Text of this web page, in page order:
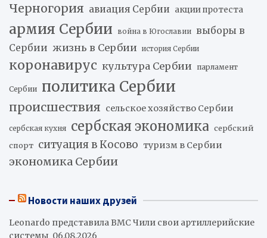
Черногория авиация Сербии акции протеста
армия Сербии война в Югославии
выборы в
Сербии жизнь в Сербии история Сербии
коронавирус культура Сербии парламент
Сербии политика Сербии
происшествия сельское хозяйство Сербии
сербская кухня сербская экономика сербский
спорт ситуация в Косово туризм в Сербии
экономика Сербии
Новости наших друзей
Leonardo представила ВМС Чили свои артиллерийские
системы 06.08.2026